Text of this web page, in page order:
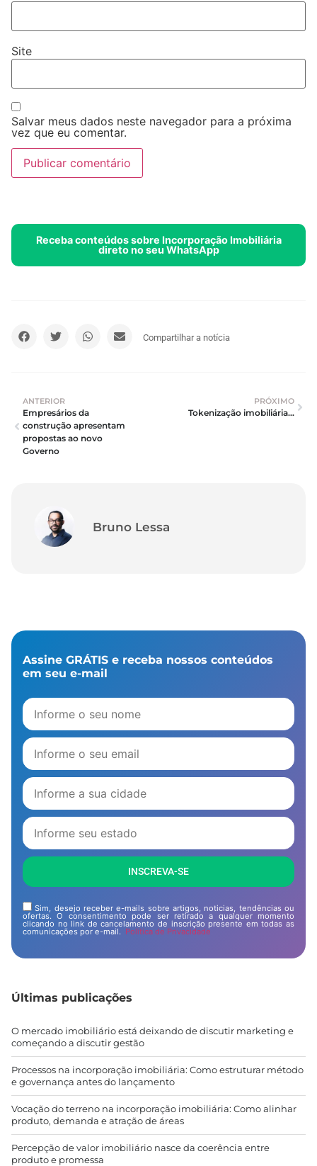
Site
Salvar meus dados neste navegador para a próxima
vez que eu comentar.
Receba conteúdos sobre Incorporação Imobiliária
direto no seu WhatsApp
Compartilhar a notícia
ANTERIOR
Empresários da
construção apresentam
propostas ao novo
Governo
PRÓXIMO
Tokenização imobiliária já é realidade – por João Teodoro da Silva
Bruno Lessa
Assine GRÁTIS e receba nossos conteúdos
em seu e-mail
INSCREVA-SE
Sim, desejo receber e-mails sobre artigos, noticias, tendências ou
ofertas. O consentimento pode ser retirado a qualquer momento
clicando no link de cancelamento de inscrição presente em todas as
comunicações por e-mail. Politica de Privacidade
Últimas publicações
O mercado imobiliário está deixando de discutir marketing e
começando a discutir gestão
Processos na incorporação imobiliária: Como estruturar método
e governança antes do lançamento
Vocação do terreno na incorporação imobiliária: Como alinhar
produto, demanda e atração de áreas
Percepção de valor imobiliário nasce da coerência entre
produto e promessa